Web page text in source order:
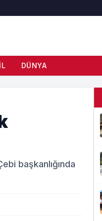
DÜNYA
başkanlığında